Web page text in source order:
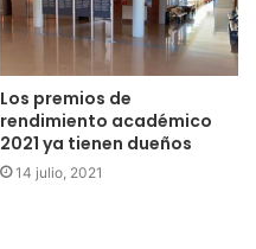
Los premios de
rendimiento académico
2021 ya tienen dueños
14 julio, 2021